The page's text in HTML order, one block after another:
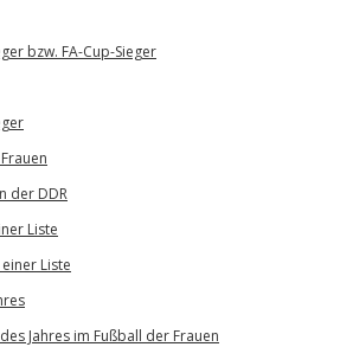
bzw. FA-Cup-Sieger
der DDR
Liste
Liste
Jahres im Fußball der Frauen